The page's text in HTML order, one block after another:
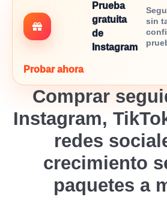
Comprar
Instagram,
redes
crecimiento
paquetes a
Prueba
gratuita
de
Instagram
sin
Probar ahora